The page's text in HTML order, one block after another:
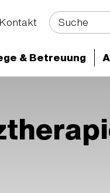
Kontakt Suche
& Betreuung